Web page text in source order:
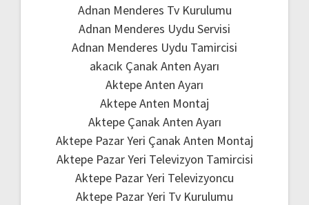
Adnan Menderes Tv Kurulumu
Adnan Menderes Uydu Servisi
Adnan Menderes Uydu Tamircisi
akacık Çanak Anten Ayarı
Aktepe Anten Ayarı
Aktepe Anten Montaj
Aktepe Çanak Anten Ayarı
Aktepe Pazar Yeri Çanak Anten Montaj
Aktepe Pazar Yeri Televizyon Tamircisi
Aktepe Pazar Yeri Televizyoncu
Aktepe Pazar Yeri Tv Kurulumu